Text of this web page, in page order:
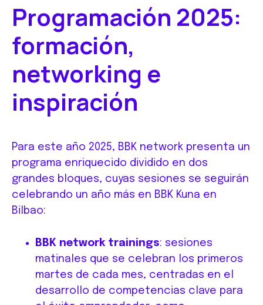
Programación 2025:
formación,
networking e
inspiración
Para este año 2025, BBK network presenta un
programa enriquecido dividido en dos
grandes bloques, cuyas sesiones se seguirán
celebrando un año más en BBK Kuna en
Bilbao:
BBK network trainings: sesiones
matinales que se celebran los primeros
martes de cada mes, centradas en el
desarrollo de competencias clave para